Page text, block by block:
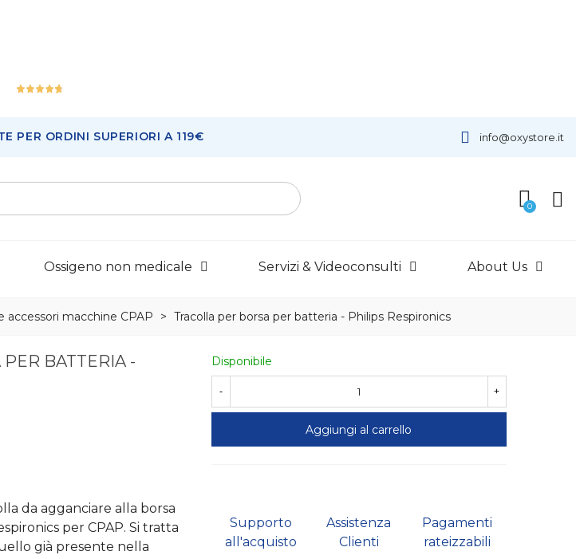
PER ORDINI SUPERIORI A 119€ info@oxystore.it
Ossigeno non medicale Servizi & Videoconsulti About Us
accessori macchine CPAP > Tracolla per borsa per batteria - Philips Respironics
BATTERIA -
da agganciare alla borsa
per CPAP. Si tratta
già presente nella
Disponibile
- +
Aggiungi al carrello
Supporto
all'acquisto
Assistenza
Clienti
Pagamenti
rateizzabili